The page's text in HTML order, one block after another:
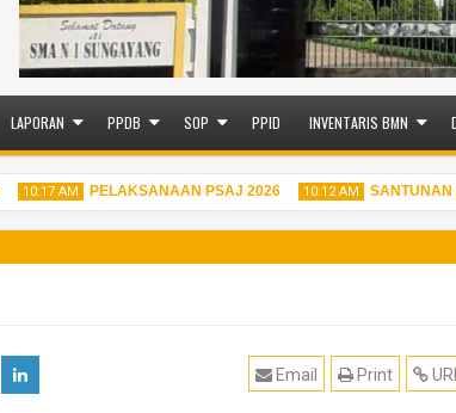
LAPORAN PPDB SOP PPID INVENTARIS BMN
10:17 AM
29
PELAKSANAAN PSAJ 2026 10:12 AM
29 2026
SANTUNAN
URL
Print
Email